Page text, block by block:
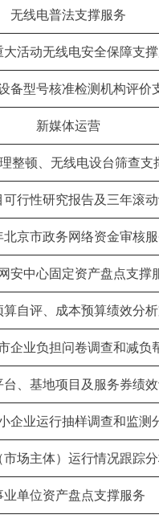
无线电普法支撑服务
大活动无线电安全保障支
备型号核准检测机构评价
新媒体运营
整顿、无线电设台筛查支
行性研究报告及三年滚
北京市政务网络资金审核
安中心固定资产盘点支撑
算自评、成本预算绩效分
企业负担问卷调查和减负
台、基地项目及服务券绩
企业运行抽样调查和监测
市场主体）运行情况跟踪
业单位资产盘点支撑服务